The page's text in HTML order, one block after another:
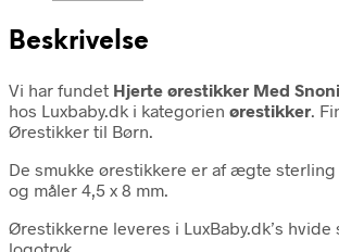
Beskrivelse
Vi har fundet Hjerte ørestikker Med
hos Luxbaby.dk i kategorien ørestikker.
Ørestikker til Børn.
De smukke ørestikkere er af ægte sterling
og måler 4,5 x 8 mm.
Ørestikkerne leveres i LuxBaby.dk’s